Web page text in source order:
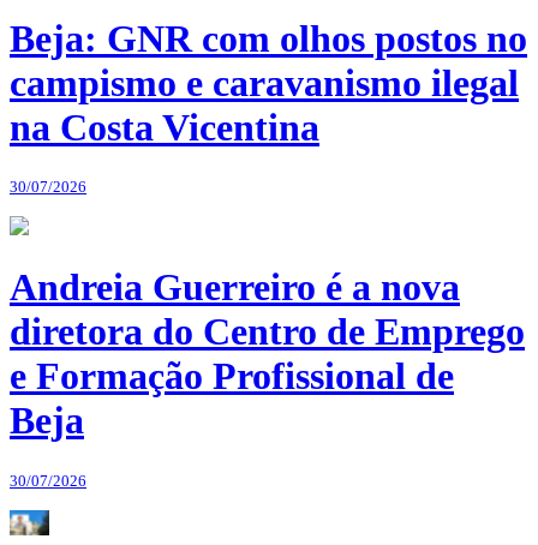
Beja: GNR com olhos postos no
campismo e caravanismo ilegal
na Costa Vicentina
30/07/2026
Andreia Guerreiro é a nova
diretora do Centro de Emprego
e Formação Profissional de
Beja
30/07/2026